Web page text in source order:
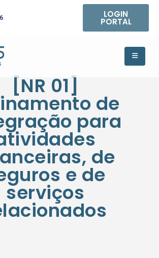
LOGIN
PORTAL
[NR 01]
de
para
de
e de
serviços